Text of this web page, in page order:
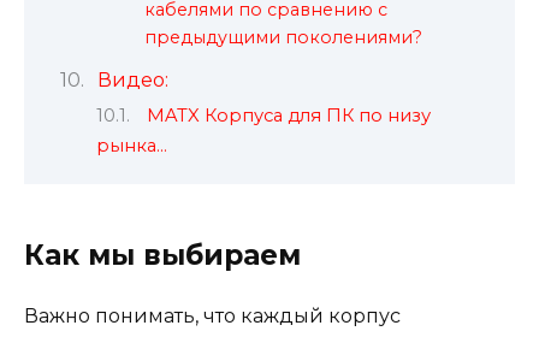
кабелями по сравнению с
предыдущими поколениями?
Видео:
MATX Корпуса для ПК по низу
рынка…
Как мы выбираем
Важно понимать, что каждый корпус